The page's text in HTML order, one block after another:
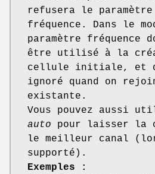
refusera le
fréquence. Dans le
paramètre fréquence
être utilisé à la
cellule initiale, et
ignoré quand on
existante.
Vous pouvez aussi
auto pour laisser la
le meilleur canal
supporté).
Exemples :